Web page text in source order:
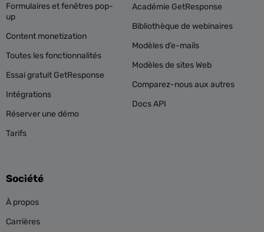
Formulaires et fenêtres pop-
up
Content monetization
Toutes les fonctionnalités
Essai gratuit GetResponse
Intégrations
Réserver une démo
Tarifs
Académie GetResponse
Bibliothèque de webinaires
Modèles d’e-mails
Modèles de sites Web
Comparez-nous aux autres
Docs API
Société
À propos
Carrières